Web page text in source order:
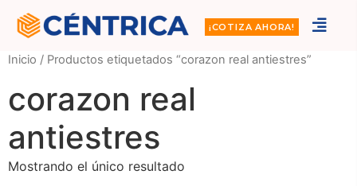
¡COTIZA AHORA!
Inicio / Productos etiquetados “corazon real antiestres”
corazon real
antiestres
Mostrando el único resultado